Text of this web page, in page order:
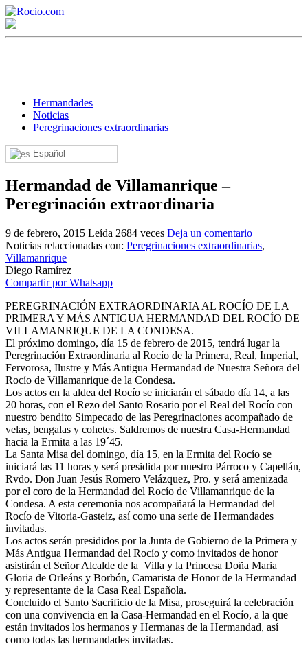
Hermandades
Noticias
Peregrinaciones extraordinarias
Español
Hermandad de Villamanrique –
Peregrinación extraordinaria
9 de febrero, 2015 Leída 2684 veces Deja un comentario
Noticias relaccionadas con: Peregrinaciones extraordinarias,
Villamanrique
Diego Ramírez
Compartir por Whatsapp
PEREGRINACIÓN EXTRAORDINARIA AL ROCÍO DE LA
PRIMERA Y MÁS ANTIGUA HERMANDAD DEL ROCÍO DE
VILLAMANRIQUE DE LA CONDESA.
El próximo domingo, día 15 de febrero de 2015, tendrá lugar la
Peregrinación Extraordinaria al Rocío de la Primera, Real, Imperial,
Fervorosa, Ilustre y Más Antigua Hermandad de Nuestra Señora del
Rocío de Villamanrique de la Condesa.
Los actos en la aldea del Rocío se iniciarán el sábado día 14, a las
20 horas, con el Rezo del Santo Rosario por el Real del Rocío con
nuestro bendito Simpecado de las Peregrinaciones acompañado de
velas, bengalas y cohetes. Saldremos de nuestra Casa-Hermandad
hacia la Ermita a las 19´45.
La Santa Misa del domingo, día 15, en la Ermita del Rocío se
iniciará las 11 horas y será presidida por nuestro Párroco y Capellán,
Rvdo. Don Juan Jesús Romero Velázquez, Pro. y será amenizada
por el coro de la Hermandad del Rocío de Villamanrique de la
Condesa. A esta ceremonia nos acompañará la Hermandad del
Rocío de Vitoria-Gasteiz, así como una serie de Hermandades
invitadas.
Los actos serán presididos por la Junta de Gobierno de la Primera y
Más Antigua Hermandad del Rocío y como invitados de honor
asistirán el Señor Alcalde de la Villa y la Princesa Doña Maria
Gloria de Orleáns y Borbón, Camarista de Honor de la Hermandad
y representante de la Casa Real Española.
Concluido el Santo Sacrificio de la Misa, proseguirá la celebración
con una convivencia en la Casa-Hermandad en el Rocío, a la que
están invitados los hermanos y Hermanas de la Hermandad, así
como todas las hermandades invitadas.
¡Bienvenido! Soy el asistente virtual de rocio.com.
¿Cuándo es la romería del Rocío?
¿Cuántas hermandades participan en la romería?
¿Cuándo se construyó la primera ermita?
El traslado cada siete años
¿Cuales son los actos principales que se celebran en el
Rocío?
Quiero hacer el camino,¿que tengo que hacer?
En el Rocío, ¿dónde me alojo?